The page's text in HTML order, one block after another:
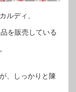
ルディ、
を販売している
、しっかりと陳